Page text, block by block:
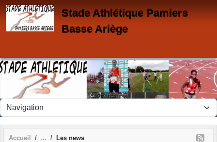
Stade Athlétique Pamiers
Basse Ariège
Accueil Les news
Panneau de gestion des cookies